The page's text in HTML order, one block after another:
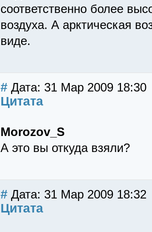
соответственно более
воздуха. А арктическая
виде.
# Дата: 31 Мар 2009 18:30
Цитата
Morozov_S
А это вы откуда взяли?
# Дата: 31 Мар 2009 18:32
Цитата